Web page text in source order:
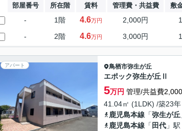
部屋番号 所在階 賃料 管理費・共益費 敷
- 1階 4.6万円 2,000円
- 2階 4.6万円 3,000円
アパート 鳥栖市弥生が丘
エポック弥生が丘Ⅱ
5万円 管理/共益費
41.04㎡ (1LDK) /築23
鹿児島本線 「弥生が丘
鹿児島本線 「 田代 」